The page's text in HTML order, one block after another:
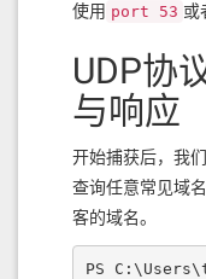
使用 port 53 或
UDP协
与响应
开始捕获后，我
查询任意常见域
客的域名。
PS